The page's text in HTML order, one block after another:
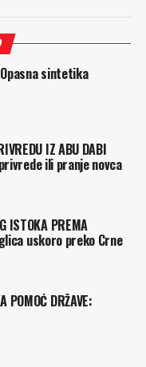
Opasna sintetika
IZ ABU DABI
ili pranje novca
ISTOKA PREMA
uskoro preko Crne
POMOĆ DRŽAVE: